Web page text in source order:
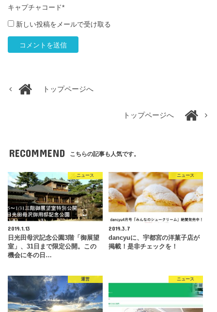
キャプチャコード*
新しい投稿をメールで受け取る
トップページへ
トップページへ
RECOMMEND こちらの記事も人気です。
ニュース
2019.1.13
日光田母沢記念公園3階「御展望
室」、31日まで限定公開。この
機会に冬の日…
ニュース
2019.3.7
dancyuに、宇都宮の洋菓子店が
掲載！是非チェックを！
運営 ニュース